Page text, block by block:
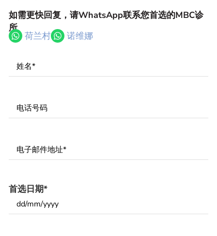
如需更快回复，请WhatsApp联系您首选的MBC诊
所
荷兰村 诺维娜
Name*
Phone
Number*
Email*
首选日期*